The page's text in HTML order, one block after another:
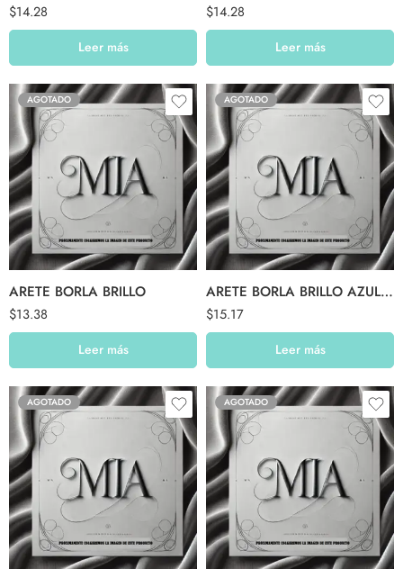
$14.28
Leer más
$14.28
Leer más
AGOTADO
ARETE BORLA BRILLO
$13.38
Leer más
AGOTADO
ARETE BORLA BRILLO AZUL MARINO
$15.17
Leer más
AGOTADO AGOTADO